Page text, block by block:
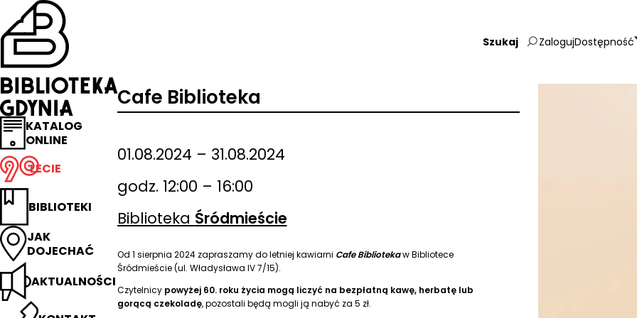
Przejdź
na
stronę
główną
Biblioteka
Gdynia
KATALOG
ONLINE
LECIE
BIBLIOTEKI
JAK
DOJECHAĆ
AKTUALNOŚCI
Wpisz
frazę:
ZalogujDostępność
Cafe Biblioteka
01.08.2024 – 31.08.2024
godz. 12:00 – 16:00
Biblioteka Śródmieście
Od 1 sierpnia 2024 zapraszamy do letniej kawiarni Cafe Bibliotekaw Bibliotece
Śródmieście (ul. Władysława IV 7/15).
Czytelnicypowyżej 60. roku życia mogą liczyć na bezpłatną kawę, herbatę lub
gorącą czekoladę, pozostali będą mogli ją nabyć za 5 zł.